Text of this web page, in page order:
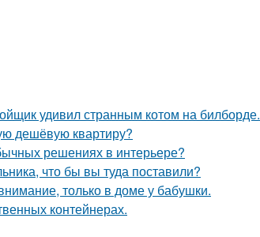
удивил странным котом на билборде.
дешёвую квартиру?
решениях в интерьере?
что бы вы туда поставили?
только в доме у бабушки.
контейнерах.